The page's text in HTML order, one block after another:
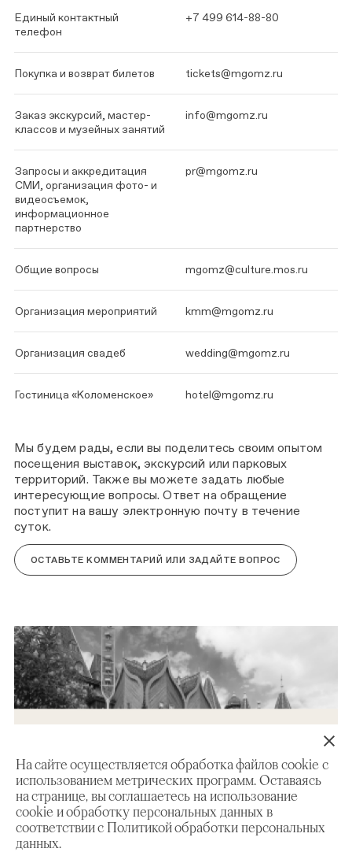
На сайте осуществляется обработка файлов cookie с
использованием метрических программ. Оставаясь
на странице, вы соглашаетесь на использование
cookie и обработку персональных данных в
соответствии с Политикой обработки персональных
данных.
Единый контактный
телефон
+7 499 614-88-80
Покупка и возврат билетов tickets@mgomz.ru
Заказ экскурсий, мастер-
классов и музейных занятий
info@mgomz.ru
Запросы и аккредитация
СМИ, организация фото- и
видеосъемок,
информационное
партнерство
pr@mgomz.ru
Общие вопросы mgomz@culture.mos.ru
Организация мероприятий kmm@mgomz.ru
Организация свадеб wedding@mgomz.ru
Гостиница «Коломенское» hotel@mgomz.ru
Мы будем рады, если вы поделитесь своим опытом
посещения выставок, экскурсий или парковых
территорий. Также вы можете задать любые
интересующие вопросы. Ответ на обращение
поступит на вашу электронную почту в течение
суток.
ОСТАВЬТЕ КОММЕНТАРИЙ ИЛИ ЗАДАЙТЕ ВОПРОС